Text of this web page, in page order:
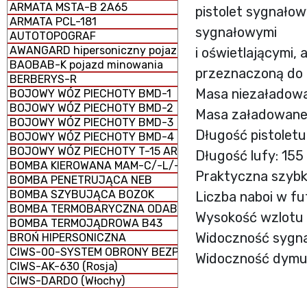
ARMATA MSTA-B 2A65
ARMATA PCL-181
AUTOTOPOGRAF
AWANGARD hipersoniczny pojazd szybujący
BAOBAB-K pojazd minowania
BERBERYS-R
BOJOWY WÓZ PIECHOTY BMD-1
BOJOWY WÓZ PIECHOTY BMD-2
BOJOWY WÓZ PIECHOTY BMD-3
BOJOWY WÓZ PIECHOTY BMD-4
BOJOWY WÓZ PIECHOTY T-15 ARMATA (CIĘŻKI)
BOMBA KIEROWANA MAM-C/-L/-T
BOMBA PENETRUJĄCA NEB
BOMBA SZYBUJĄCA BOZOK
BOMBA TERMOBARYCZNA ODAB-1500
BOMBA TERMOJĄDROWA B43
BROŃ HIPERSONICZNA
CIWS-00-SYSTEM OBRONY BEZPOŚREDNIEJ
CIWS-AK-630 (Rosja)
CIWS-DARDO (Włochy)
pistolet
sygnałowymi
i oświetlającymi,
przeznaczoną
Masa
Masa
Długość
Długość lufy: 155
Praktyczna
Liczba naboi w
Wysokość wzlotu
Widoczność
Widoczność